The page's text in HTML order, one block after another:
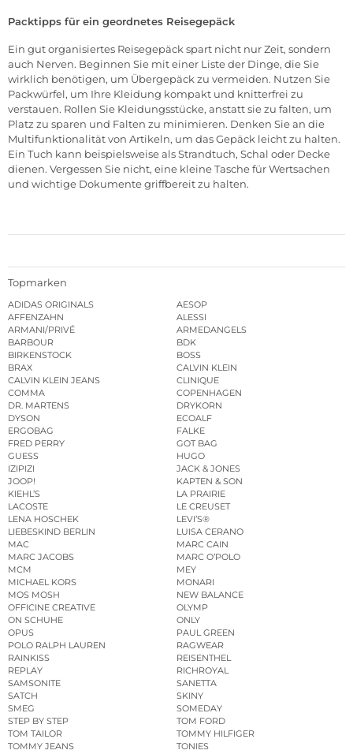
Packtipps für ein geordnetes Reisegepäck
Ein gut organisiertes Reisegepäck spart nicht nur Zeit, sondern
auch Nerven. Beginnen Sie mit einer Liste der Dinge, die Sie
wirklich benötigen, um Übergepäck zu vermeiden. Nutzen Sie
Packwürfel, um Ihre Kleidung kompakt und knitterfrei zu
verstauen. Rollen Sie Kleidungsstücke, anstatt sie zu falten, um
Platz zu sparen und Falten zu minimieren. Denken Sie an die
Multifunktionalität von Artikeln, um das Gepäck leicht zu halten.
Ein Tuch kann beispielsweise als Strandtuch, Schal oder Decke
dienen. Vergessen Sie nicht, eine kleine Tasche für Wertsachen
und wichtige Dokumente griffbereit zu halten.
Topmarken
ADIDAS ORIGINALS
AESOP
AFFENZAHN
ALESSI
ARMANI/PRIVÉ
ARMEDANGELS
BARBOUR
BDK
BIRKENSTOCK
BOSS
BRAX
CALVIN KLEIN
CALVIN KLEIN JEANS
CLINIQUE
COMMA
COPENHAGEN
DR. MARTENS
DRYKORN
DYSON
ECOALF
ERGOBAG
FALKE
FRED PERRY
GOT BAG
GUESS
HUGO
IZIPIZI
JACK & JONES
JOOP!
KAPTEN & SON
KIEHL’S
LA PRAIRIE
LACOSTE
LE CREUSET
LENA HOSCHEK
LEVI’S®
LIEBESKIND BERLIN
LUISA CERANO
MAC
MARC CAIN
MARC JACOBS
MARC O’POLO
MCM
MEY
MICHAEL KORS
MONARI
MOS MOSH
NEW BALANCE
OFFICINE CREATIVE
OLYMP
ON SCHUHE
ONLY
OPUS
PAUL GREEN
POLO RALPH LAUREN
RAGWEAR
RAINKISS
REISENTHEL
REPLAY
RICHROYAL
SAMSONITE
SANETTA
SATCH
SKINY
SMEG
SOMEDAY
STEP BY STEP
TOM FORD
TOM TAILOR
TOMMY HILFIGER
TOMMY JEANS
TONIES